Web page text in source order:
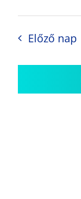
Előző nap